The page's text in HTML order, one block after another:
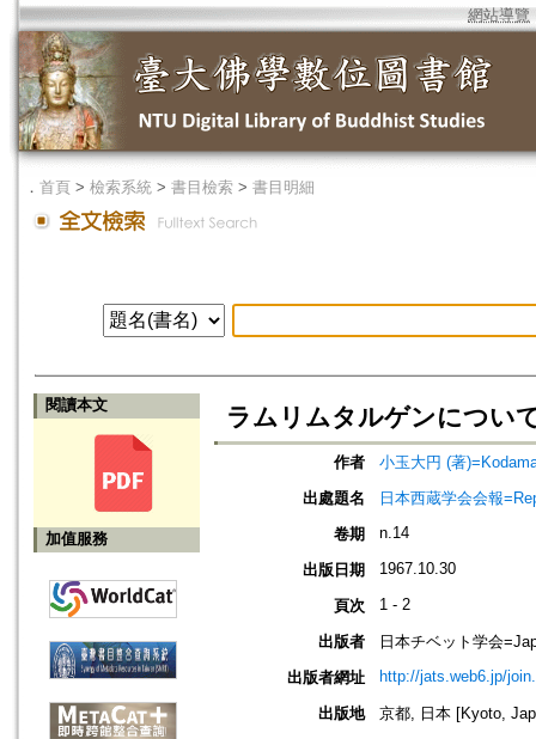
網站導覽
． 首頁 > 檢索系統 > 書目檢索 > 書目明細
閱讀本文
加值服務
ラムリムタルゲンについ
作者
小玉大円 (著
出處題名
日本西蔵学会会報
卷期
n.14
出版日期 1967.10.30
頁次 1 - 2
出版者
日本チベット学会
出版者網址
http://jats.web6.jp/
出版地
京都, 日本 [Kyoto,